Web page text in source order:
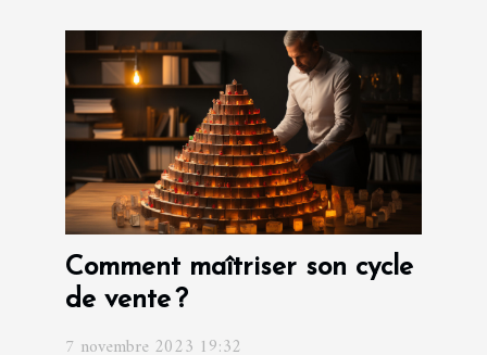
Comment maîtriser son cycle
de vente ?
7 novembre 2023 19:32